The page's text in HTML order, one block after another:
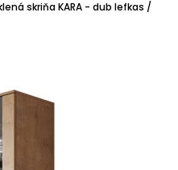
Presklená skriňa KARA - dub